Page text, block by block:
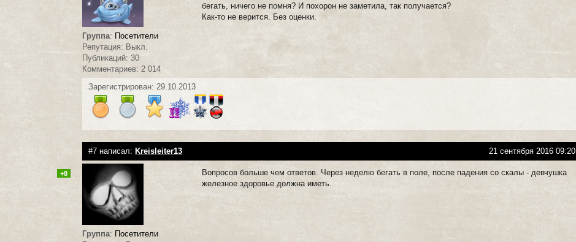
Группа: Посетители
Репутация: Выкл.
Публикаций: 30
Комментариев: 2 014
бегать, ничего не помня? И похорон не заметила, так получается?
Как-то не верится. Без оценки.
Зарегистрирован: 29.10.2013
#7 написал: Kreisleiter13 21 сентября 2016 09:20
+8
Группа: Посетители
Вопросов больше чем ответов. Через неделю бегать в поле, после падения со скалы - девчушка
железное здоровье должна иметь.